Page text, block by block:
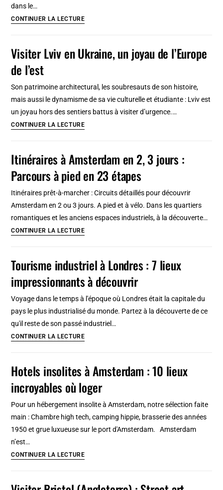
dans le…
CONTINUER LA LECTUREPijp
quartier
Visiter Lviv en Ukraine, un joyau de l’Europe
de l’est
Son patrimoine architectural, les soubresauts de son histoire,
mais aussi le dynamisme de sa vie culturelle et étudiante : Lviv est
un joyau hors des sentiers battus à visiter d’urgence.…
CONTINUER LA LECTUREVisiter
Ukraine,
un
l’Europe
l’est
Itinéraires à Amsterdam en 2, 3 jours :
Parcours à pied en 23 étapes
Itinéraires prêt-à-marcher : Circuits détaillés pour découvrir
Amsterdam en 2 ou 3 jours. A pied et à vélo. Dans les quartiers
romantiques et les anciens espaces industriels, à la découverte…
CONTINUER LA LECTUREItinéraires
en
2,
jours
à
en
23
étapes
Tourisme industriel à Londres : 7 lieux
impressionnants à découvrir
Voyage dans le temps à l'époque où Londres était la capitale du
pays le plus industrialisé du monde. Partez à la découverte de ce
qu'il reste de son passé industriel…
CONTINUER LA LECTURETourisme
Londres
:
7
impressionnants
Hotels insolites à Amsterdam : 10 lieux
incroyables où loger
Pour un hébergement insolite à Amsterdam, notre sélection faite
main : Chambre high tech, camping hippie, brasserie des années
1950 et grue luxueuse sur le port d'Amsterdam. Amsterdam
n’est…
CONTINUER LA LECTUREHotels